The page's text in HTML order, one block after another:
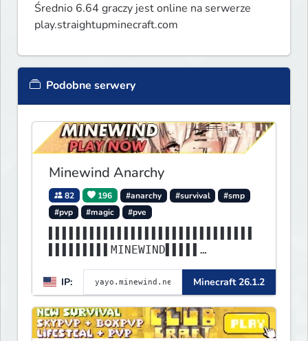
Średnio 6.64 graczy jest online na serwerze
play.straightupminecraft.com
Podobne serwery
Minewind Anarchy
82 196 #anarchy #survival
#smp
#pvp
#magic #pve
▌▌▌▌▌▌▌▌▌MINEWIND▌▌▌▌▌
▌▌▌▌▌▌▌▌▌▌▌▌▌▌▌▌▌▌▌▌▌▌
IP: Minecraft 26.1.2